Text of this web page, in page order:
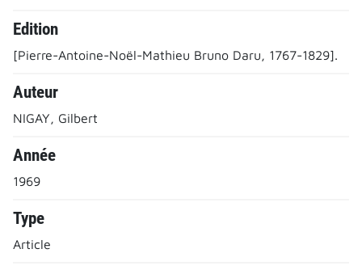
Edition
[Pierre-Antoine-Noël-Mathieu Bruno Daru, 1767-1829].
Auteur
NIGAY, Gilbert
Année
1969
Type
Article